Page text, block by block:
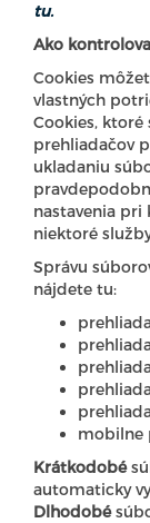
tu.
Ako
Cookies
vlastných
Cookies, ktoré
prehliadačov
ukladaniu
nastavenia
niektoré
Správu
nájdete tu:
mobilne
Krátkodobé
automaticky
Dlhodobé